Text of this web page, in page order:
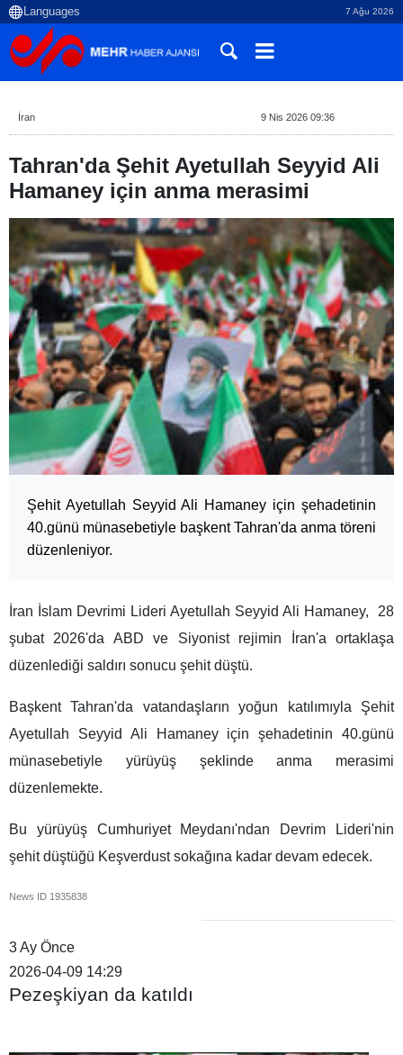
7 Ağu 2026
İran 9 Nis 2026 09:36
Tahran'da Şehit Ayetullah Seyyid Ali
Hamaney için anma merasimi
Şehit Ayetullah Seyyid Ali Hamaney için şehadetinin
40.günü münasebetiyle başkent Tahran'da anma töreni
düzenleniyor.
İran İslam Devrimi Lideri Ayetullah Seyyid Ali Hamaney, 28
şubat 2026'da ABD ve Siyonist rejimin İran'a ortaklaşa
düzenlediği saldırı sonucu şehit düştü.
Başkent Tahran'da vatandaşların yoğun katılımıyla Şehit
Ayetullah Seyyid Ali Hamaney için şehadetinin 40.günü
münasebetiyle yürüyüş şeklinde anma merasimi
düzenlemekte.
Bu yürüyüş Cumhuriyet Meydanı'ndan Devrim Lideri'nin
şehit düştüğü Keşverdust sokağına kadar devam edecek.
News ID 1935838
3 Ay Önce
2026-04-09 14:29
Pezeşkiyan da katıldı